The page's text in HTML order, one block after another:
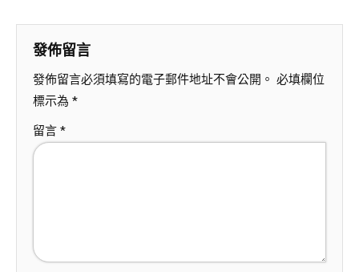
發佈留言
發佈留言必須填寫的電子郵件地址不會公開。 必填欄位
標示為 *
留言 *